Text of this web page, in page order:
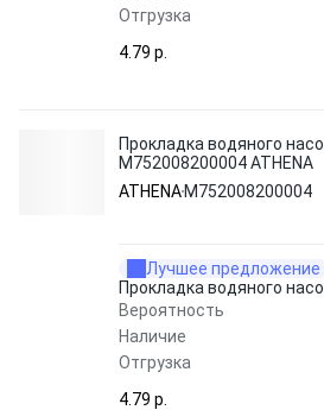
Отгрузка
4.79 p.
Прокладка водяного
M752008200004 ATHENA
ATHENA M752008200004
Лучшее предложение
Прокладка водяного
Вероятность
Наличие
Отгрузка
4.79 p.